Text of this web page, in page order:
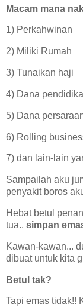
Macam mana
1) Perkahwinan
2) Miliki Rumah
3) Tunaikan haji
4) Dana
5) Dana
6) Rolling
7) dan lain-lain
Sampailah aku
penyakit boros
Hebat betul
tua.. simpan
Kawan-kawan...
dibuat untuk kita
Betul tak?
Tapi emas tidak!!